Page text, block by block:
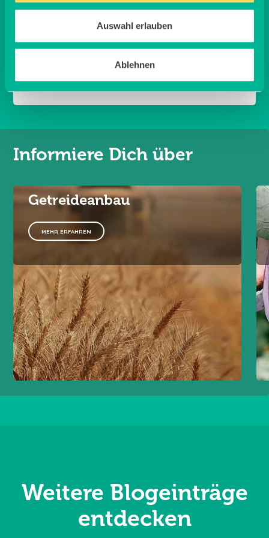
Auswahl erlauben
Ablehnen
zusammengestellt haben. Zudem gibt es auf
unserem Blog eine Vielfalt regionaler Rezepte
auf Deinem Teller genießen.
Informiere Dich über
Getreideanbau
MEHR ERFAHREN
Weitere Blogeinträge
entdecken